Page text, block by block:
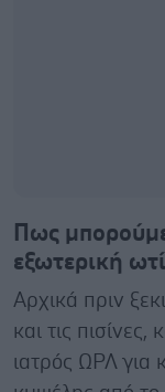
Πως
εξωτερική
Αρχικά πριν
και τις πισίνες,
ιατρός ΩΡΛ για